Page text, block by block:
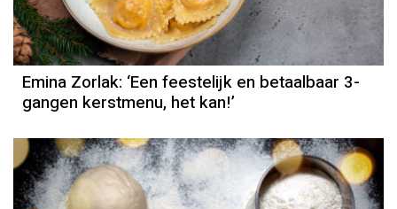
Emina Zorlak: ‘Een feestelijk en betaalbaar 3-
gangen kerstmenu, het kan!’